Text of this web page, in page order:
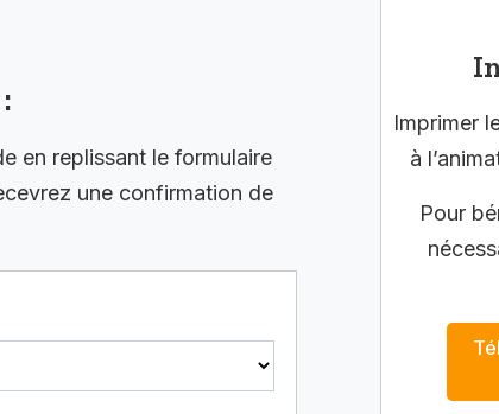
en replissant le formulaire
une confirmation de
Imprimer
à
Pour